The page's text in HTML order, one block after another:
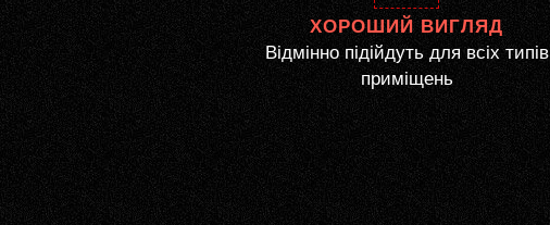
ХОРОШИЙ ВИГЛЯД
Відмінно підійдуть для всіх типів
приміщень